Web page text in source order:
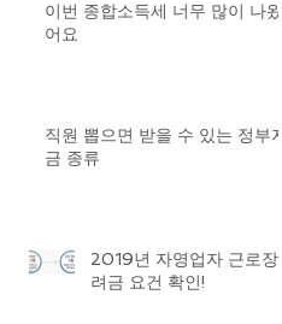
이번 종합소득세 너무 많이 나왔
어요
직원 뽑으면 받을 수 있는 정부자
금 종류
2019년 자영업자 근로장
려금 요건 확인!